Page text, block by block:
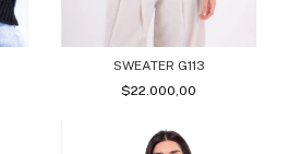
SWEATER G113
$22.000,00